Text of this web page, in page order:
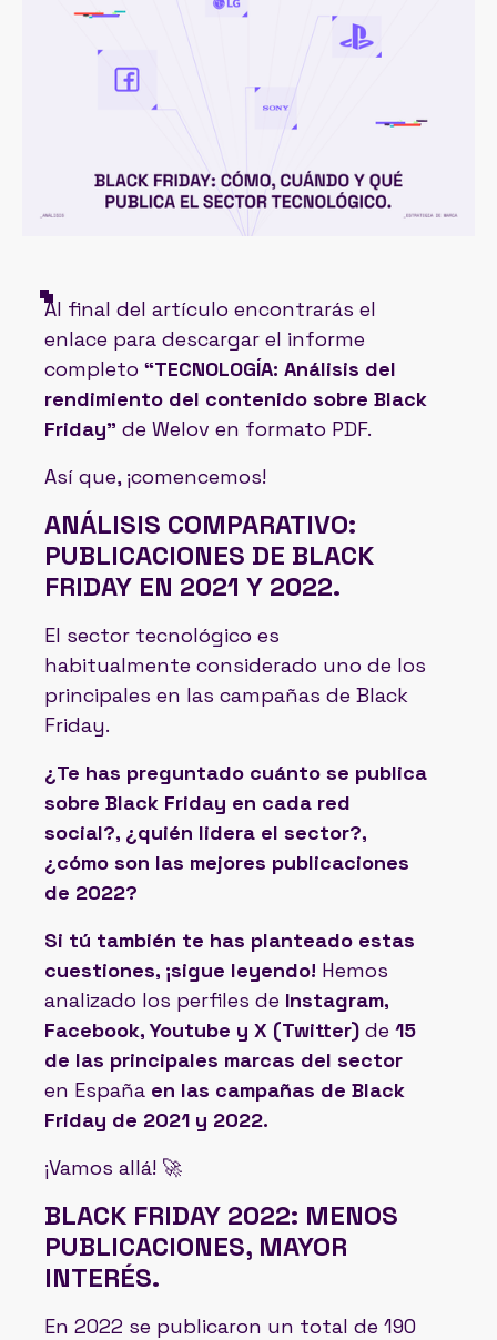
Al final del artículo encontrarás el
enlace para descargar el informe
completo “TECNOLOGÍA: Análisis del
rendimiento del contenido sobre Black
Friday” de Welov en formato PDF.
Así que, ¡comencemos!
ANÁLISIS COMPARATIVO:
PUBLICACIONES DE BLACK
FRIDAY EN 2021 Y 2022.
El sector tecnológico es
habitualmente considerado uno de los
principales en las campañas de Black
Friday.
¿Te has preguntado cuánto se publica
sobre Black Friday en cada red
social?, ¿quién lidera el sector?,
¿cómo son las mejores publicaciones
de 2022?
Si tú también te has planteado estas
cuestiones, ¡sigue leyendo! Hemos
analizado los perfiles de Instagram,
Facebook, Youtube y X (Twitter) de 15
de las principales marcas del sector
en España en las campañas de Black
Friday de 2021 y 2022.
¡Vamos allá! 🚀
BLACK FRIDAY 2022: MENOS
PUBLICACIONES, MAYOR
INTERÉS.
En 2022 se publicaron un total de 190